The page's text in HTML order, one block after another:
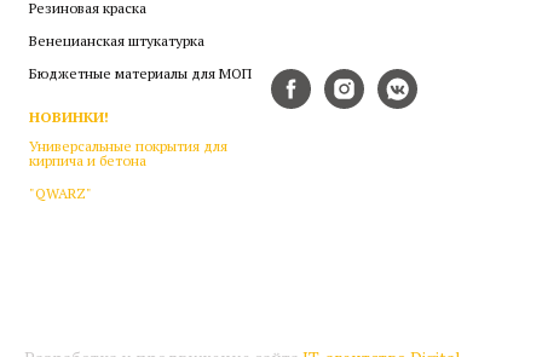
Резиновая краска
Венецианская штукатурка
Бюджетные материалы для МОП
НОВИНКИ!
Универсальные покрытия для
кирпича и бетона
"QWARZ"